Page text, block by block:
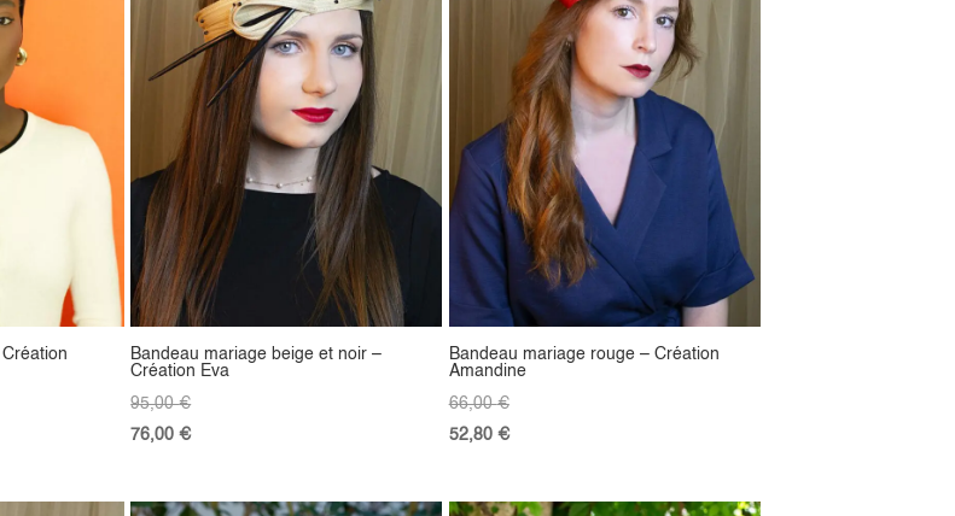
Bandeau mariage beige et noir –
Création Eva
95,00€
76,00€
Bandeau mariage rouge – Création
Amandine
66,00€
52,80 €